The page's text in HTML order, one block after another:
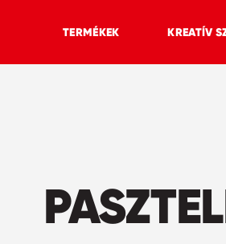
TERMÉKEK KREATÍV